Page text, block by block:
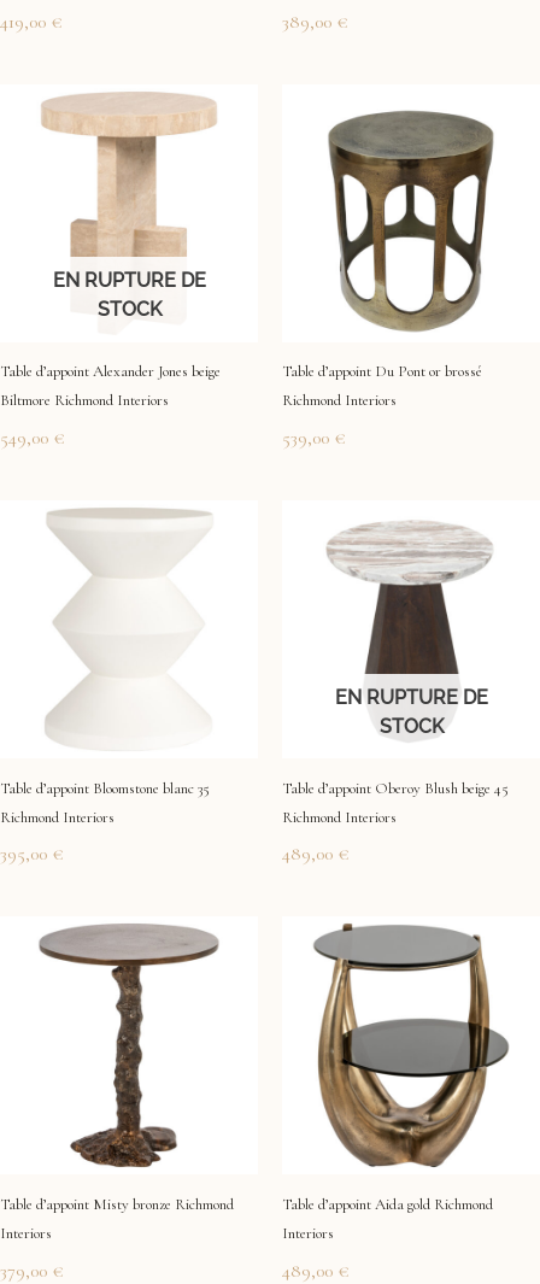
419,00 € 389,00 €
EN RUPTURE DE
STOCK
Table d’appoint Alexander Jones beige
Biltmore Richmond Interiors
549,00 €
Table d’appoint Du Pont or brossé
Richmond Interiors
539,00 €
Table d’appoint Bloomstone blanc 35
Richmond Interiors
395,00 €
EN RUPTURE DE
STOCK
Table d’appoint Oberoy Blush beige 45
Richmond Interiors
489,00 €
Table d’appoint Misty bronze Richmond
Interiors
379,00 €
Table d’appoint Aida gold Richmond
Interiors
489,00 €